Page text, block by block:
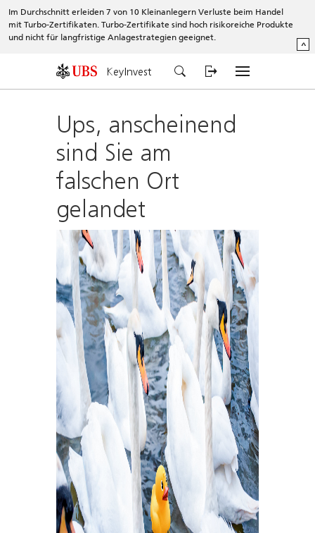
Im Durchschnitt erleiden 7 von 10 Kleinanlegern Verluste beim Handel
mit Turbo-Zertifikaten. Turbo-Zertifikate sind hoch risikoreiche Produkte
und nicht für langfristige Anlagestrategien geeignet.
^
KeyInvest
Ups, anscheinend
sind Sie am
falschen Ort
gelandet